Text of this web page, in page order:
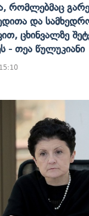
Რომლებმაც
Და
Ცხინვალზე
- Თეა Წულუკიანი